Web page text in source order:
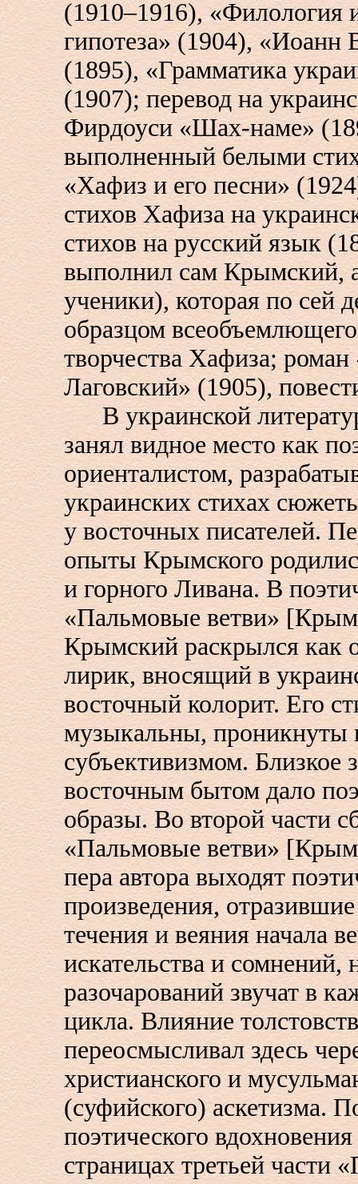
(1910–1916), «Филология
гипотеза» (1904), «Иоанн
(1895), «Грамматика
(1907); перевод на
Фирдоуси «Шах-наме»
выполненный белыми
«Хафиз и его песни»
стихов Хафиза на
стихов на русский язык
выполнил сам Крымский,
ученики), которая по сей
образцом
творчества Хафиза;
Лаговский» (1905),
В украинской
занял видное место как
ориенталистом,
украинских стихах
у восточных писателей.
опыты Крымского
и горного Ливана. В
«Пальмовые ветви»
Крымский раскрылся как
лирик, вносящий в
восточный колорит. Его
музыкальны, проникнуты
субъективизмом. Близкое
восточным бытом дало
образы. Во второй части
«Пальмовые ветви»
пера автора выходят
произведения,
течения и веяния начала
искательства и сомнений,
разочарований звучат в
цикла. Влияние
переосмысливал здесь
христианского и
(суфийского) аскетизма.
поэтического
страницах третьей части